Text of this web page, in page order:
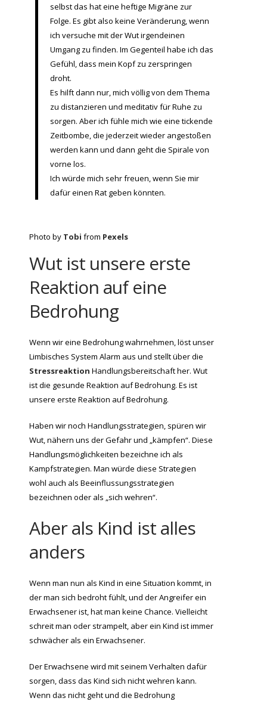
selbst das hat eine heftige Migräne zur
Folge. Es gibt also keine Veränderung, wenn
ich versuche mit der Wut irgendeinen
Umgang zu finden. Im Gegenteil habe ich das
Gefühl, dass mein Kopf zu zerspringen
droht.
Es hilft dann nur, mich völlig von dem Thema
zu distanzieren und meditativ für Ruhe zu
sorgen. Aber ich fühle mich wie eine tickende
Zeitbombe, die jederzeit wieder angestoßen
werden kann und dann geht die Spirale von
vorne los.
Ich würde mich sehr freuen, wenn Sie mir
dafür einen Rat geben könnten.
Photo by Tobi from Pexels
Wut ist unsere erste
Reaktion auf eine
Bedrohung
Wenn wir eine Bedrohung wahrnehmen, löst unser
Limbisches System Alarm aus und stellt über die
Stressreaktion Handlungsbereitschaft her. Wut
ist die gesunde Reaktion auf Bedrohung. Es ist
unsere erste Reaktion auf Bedrohung.
Haben wir noch Handlungsstrategien, spüren wir
Wut, nähern uns der Gefahr und „kämpfen“. Diese
Handlungsmöglichkeiten bezeichne ich als
Kampfstrategien. Man würde diese Strategien
wohl auch als Beeinflussungsstrategien
bezeichnen oder als „sich wehren“.
Aber als Kind ist alles
anders
Wenn man nun als Kind in eine Situation kommt, in
der man sich bedroht fühlt, und der Angreifer ein
Erwachsener ist, hat man keine Chance. Vielleicht
schreit man oder strampelt, aber ein Kind ist immer
schwächer als ein Erwachsener.
Der Erwachsene wird mit seinem Verhalten dafür
sorgen, dass das Kind sich nicht wehren kann.
Wenn das nicht geht und die Bedrohung